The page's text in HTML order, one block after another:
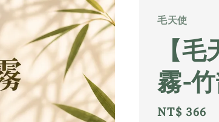
毛天使
【
霧-
Regular
NT$ 366